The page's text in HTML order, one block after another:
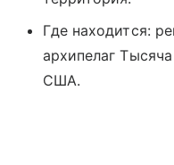
Где находится:
архипелаг
США.